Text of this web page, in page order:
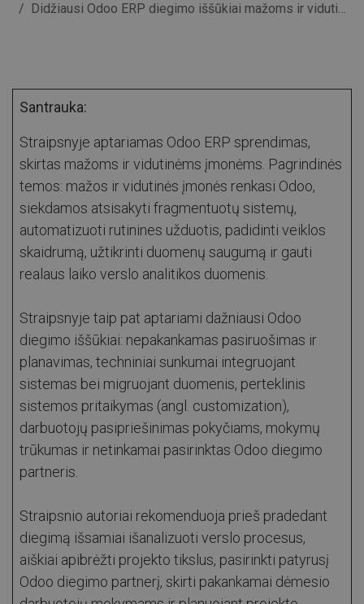
Didžiausi Odoo ERP diegimo iššūkiai mažoms ir vidutinėms įmonėms
Santrauka:
Straipsnyje aptariamas Odoo ERP sprendimas,
skirtas mažoms ir vidutinėms įmonėms. Pagrindinės
temos: mažos ir vidutinės įmonės renkasi Odoo,
siekdamos atsisakyti fragmentuotų sistemų,
automatizuoti rutinines užduotis, padidinti veiklos
skaidrumą, užtikrinti duomenų saugumą ir gauti
realaus laiko verslo analitikos duomenis.
Straipsnyje taip pat aptariami dažniausi Odoo
diegimo iššūkiai: nepakankamas pasiruošimas ir
planavimas, techniniai sunkumai integruojant
sistemas bei migruojant duomenis, perteklinis
sistemos pritaikymas (angl. customization),
darbuotojų pasipriešinimas pokyčiams, mokymų
trūkumas ir netinkamai pasirinktas Odoo diegimo
partneris.
Straipsnio autoriai rekomenduoja prieš pradedant
diegimą išsamiai išanalizuoti verslo procesus,
aiškiai apibrėžti projekto tikslus, pasirinkti patyrusį
Odoo diegimo partnerį, skirti pakankamai dėmesio